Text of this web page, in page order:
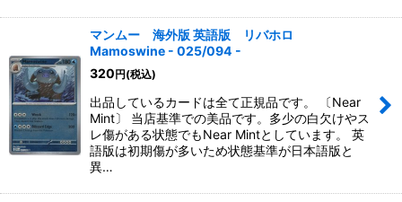
マンムー 海外版 英語版 リバホロ
Mamoswine - 025/094 -
320円(税込)
出品しているカードは全て正規品です。 〔Near
Mint〕 当店基準での美品です。多少の白欠けやス
レ傷がある状態でもNear Mintとしています。 英
語版は初期傷が多いため状態基準が日本語版と
異…